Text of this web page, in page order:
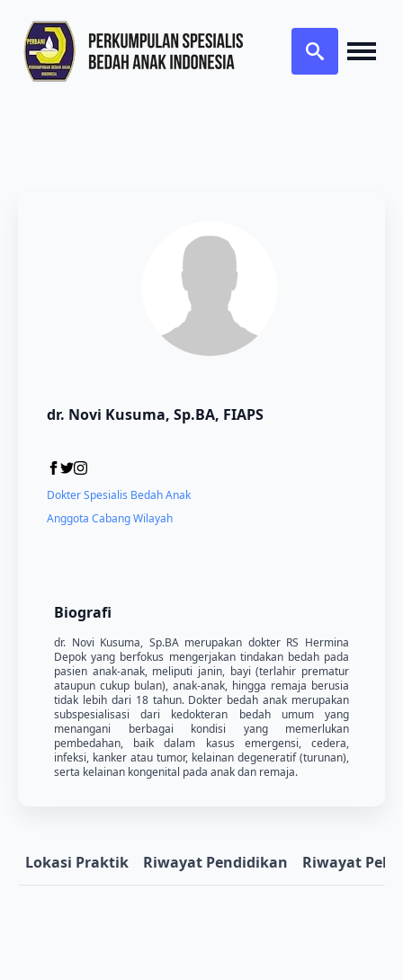
dr. Novi Kusuma, Sp.BA, FIAPS
Dokter Spesialis Bedah Anak
Anggota Cabang Wilayah
Biografi
dr. Novi Kusuma, Sp.BA merupakan dokter RS Hermina
Depok yang berfokus mengerjakan tindakan bedah pada
pasien anak-anak, meliputi janin, bayi (terlahir prematur
ataupun cukup bulan), anak-anak, hingga remaja berusia
tidak lebih dari 18 tahun. Dokter bedah anak merupakan
subspesialisasi dari kedokteran bedah umum yang
menangani berbagai kondisi yang memerlukan
pembedahan, baik dalam kasus emergensi, cedera,
infeksi, kanker atau tumor, kelainan degeneratif (turunan),
serta kelainan kongenital pada anak dan remaja.
Lokasi Praktik Riwayat Pendidikan Riwayat